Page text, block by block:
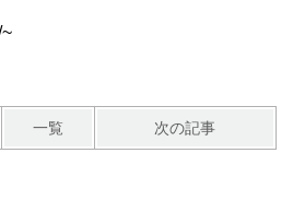
一覧 次の記事